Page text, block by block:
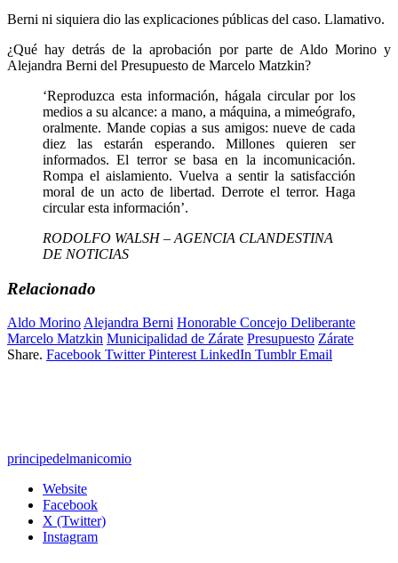
Berni ni siquiera dio las explicaciones públicas del caso. Llamativo.
¿Qué hay detrás de la aprobación por parte de Aldo Morino y
Alejandra Berni del Presupuesto de Marcelo Matzkin?
‘Reproduzca esta información, hágala circular por los
medios a su alcance: a mano, a máquina, a mimeógrafo,
oralmente. Mande copias a sus amigos: nueve de cada
diez las estarán esperando. Millones quieren ser
informados. El terror se basa en la incomunicación.
Rompa el aislamiento. Vuelva a sentir la satisfacción
moral de un acto de libertad. Derrote el terror. Haga
circular esta información’.
RODOLFO WALSH – AGENCIA CLANDESTINA
DE NOTICIAS
Relacionado
Aldo Morino Alejandra Berni Honorable Concejo Deliberante
Marcelo Matzkin Municipalidad de Zárate Presupuesto Zárate
Share. Facebook Twitter Pinterest LinkedIn Tumblr Email
principedelmanicomio
Website
Facebook
X (Twitter)
Instagram